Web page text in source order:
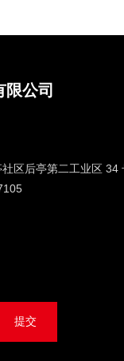
公司
区后亭第二工业区 34